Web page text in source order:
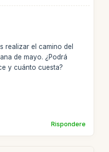
realizar el camino del
de mayo. ¿Podrá
y cuánto cuesta?
Rispondere